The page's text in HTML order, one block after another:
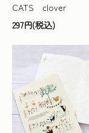
CATS clover
297円(税込)